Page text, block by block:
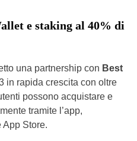
e staking al 40% di
una partnership con Best
in rapida crescita con oltre
possono acquistare e
tramite l’app,
Store.